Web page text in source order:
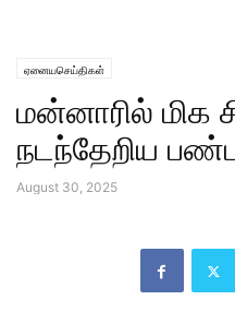
ஏனையசெய்திகள்
மன்னாரில் மிக
நடந்தேறிய
August 30, 2025